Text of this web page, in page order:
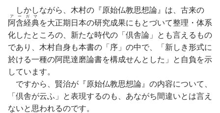
しかしながら、木村の『原始仏教思想論』は、古来の
阿含経典
アーガマ
を大正期日本の研究成果にもとづいて整理・体系
化したところの、新たな時代の「倶舎論」とも言えるもの
であり、木村自身も本書の「序」の中で、「新しき形式に
於ける一種の阿毘達磨論書を構成せんとした」と自負を示
しています。
ですから、賢治が『原始仏教思想論』の内容について、
「倶舎が云ふ」と表現するのも、あながち間違いとは言え
ないと思われるのです。